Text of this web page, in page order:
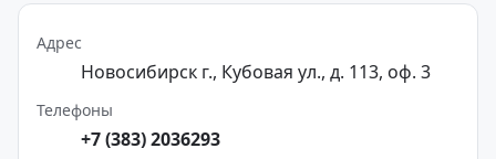
Адрес
Новосибирск г., Кубовая ул., д. 113, оф. 3
Телефоны
+7 (383) 2036293